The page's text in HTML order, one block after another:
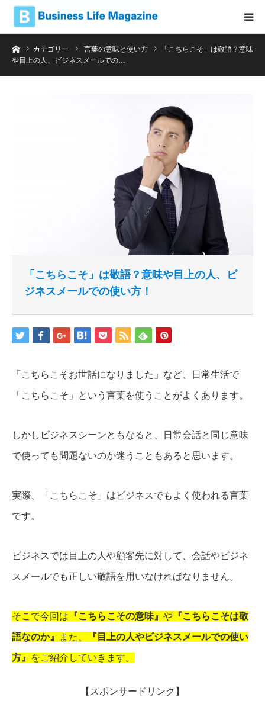
ホームカテゴリー 言葉の意味と使い方
「こちらこそ」は敬語？意味
や目上の人、ビジネスメールでの…
「こちらこそ」は敬語？意味や目上の人、ビ
ジネスメールでの使い方！
「こちらこそお世話になりました」など、日常生活で
「こちらこそ」という言葉を使うことがよくあります。
しかしビジネスシーンともなると、日常会話と同じ意味
で使っても問題ないのか迷うこともあると思います。
実際、「こちらこそ」はビジネスでもよく使われる言葉
です。
ビジネスでは目上の人や顧客先に対して、会話やビジネ
スメールでも正しい敬語を用いなければなりません。
そこで今回は 『こちらこその意味』 や 『こちらこそは敬
語なのか』 また、 『目上の人やビジネスメールでの使い
方』 をご紹介していきます。
【スポンサードリンク】